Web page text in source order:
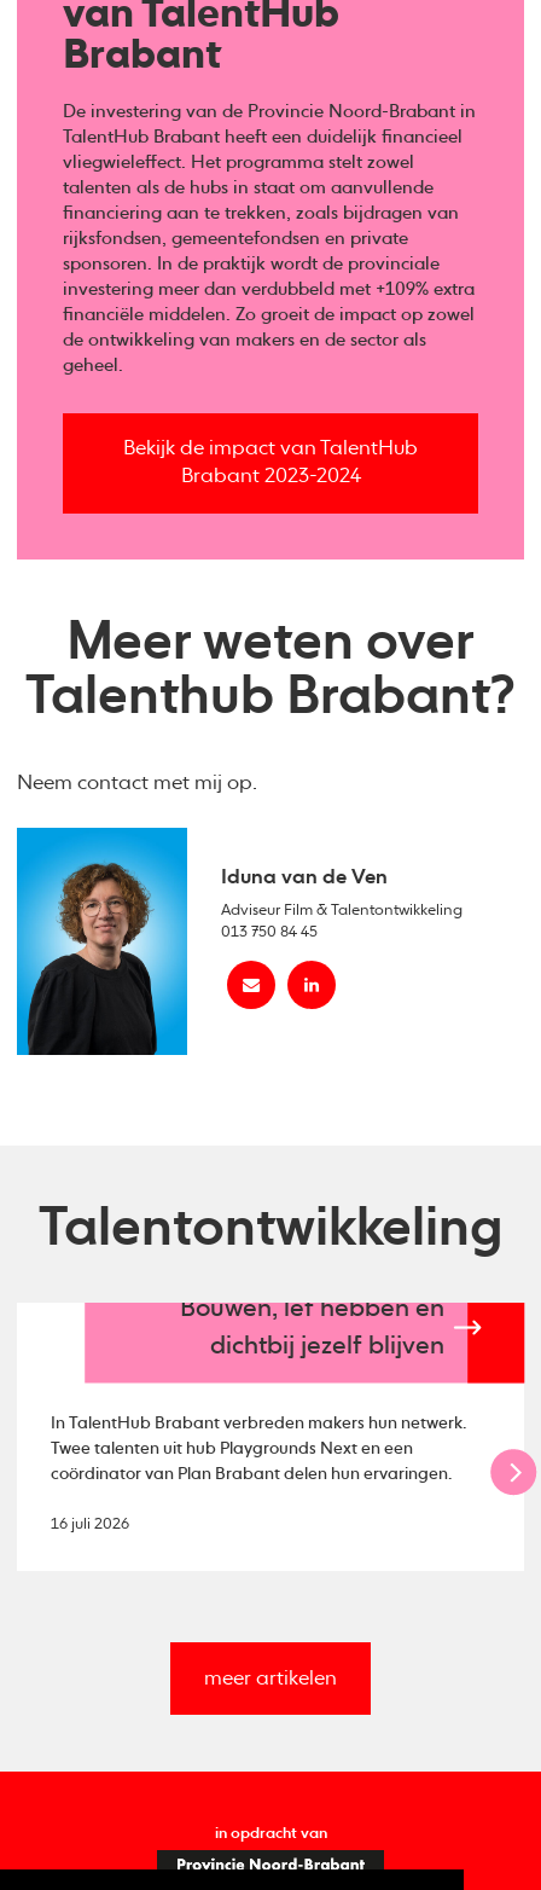
van TalentHub
Brabant
De investering van de Provincie Noord-Brabant in
TalentHub Brabant heeft een duidelijk financieel
vliegwieleffect. Het programma stelt zowel
talenten als de hubs in staat om aanvullende
financiering aan te trekken, zoals bijdragen van
rijksfondsen, gemeentefondsen en private
sponsoren. In de praktijk wordt de provinciale
investering meer dan verdubbeld met +109% extra
financiële middelen. Zo groeit de impact op zowel
de ontwikkeling van makers en de sector als
geheel.
Bekijk de impact van TalentHub
Brabant 2023-2024
Meer weten over
Talenthub Brabant?
Neem contact met mij op.
Iduna van de Ven
Adviseur Film & Talentontwikkeling
013 750 84 45
Talentontwikkeling
Bouwen, lef hebben en
dichtbij jezelf blijven
In TalentHub Brabant verbreden makers hun netwerk.
Twee talenten uit hub Playgrounds Next en een
coördinator van Plan Brabant delen hun ervaringen.
16 juli 2026
meer artikelen
in opdracht van